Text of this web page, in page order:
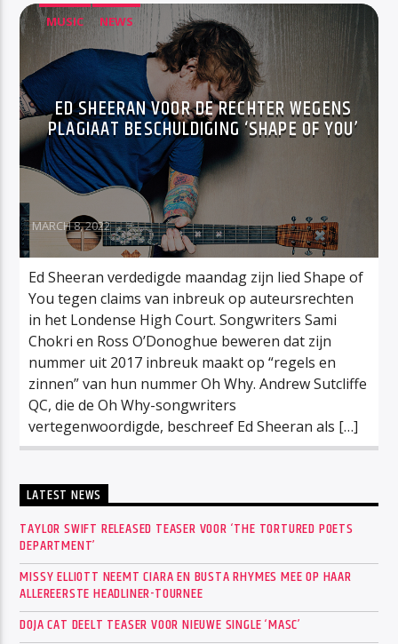
MUSIC NEWS
ED SHEERAN VOOR DE RECHTER WEGENS
PLAGIAAT BESCHULDIGING ‘SHAPE OF YOU’
MARCH 8, 2022
Ed Sheeran verdedigde maandag zijn lied Shape of
You tegen claims van inbreuk op auteursrechten
in het Londense High Court. Songwriters Sami
Chokri en Ross O’Donoghue beweren dat zijn
nummer uit 2017 inbreuk maakt op “regels en
zinnen” van hun nummer Oh Why. Andrew Sutcliffe
QC, die de Oh Why-songwriters
vertegenwoordigde, beschreef Ed Sheeran als […]
LATEST NEWS
TAYLOR SWIFT RELEASED TEASER VOOR ‘THE TORTURED POETS
DEPARTMENT’
MISSY ELLIOTT NEEMT CIARA EN BUSTA RHYMES MEE OP HAAR
ALLEREERSTE HEADLINER-TOURNEE
DOJA CAT DEELT TEASER VOOR NIEUWE SINGLE ‘MASC’